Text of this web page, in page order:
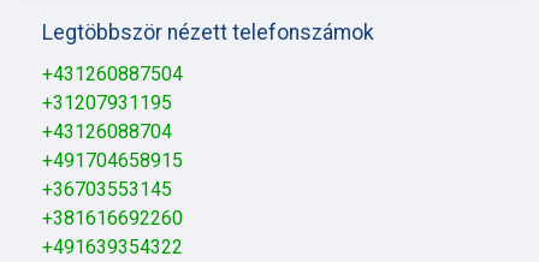
Legtöbbször nézett telefonszámok
+431260887504
+31207931195
+43126088704
+491704658915
+36703553145
+381616692260
+491639354322